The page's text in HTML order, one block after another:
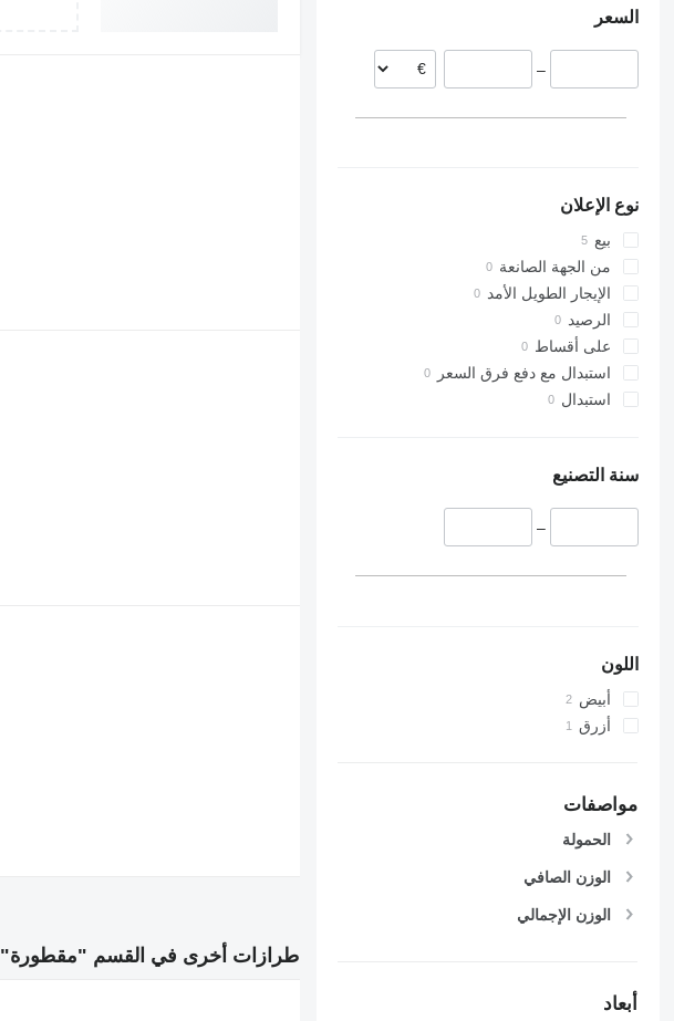
السعر
–
نوع الإعلان
بيع
من الجهة الصانعة
الإيجار الطويل الأمد
الرصيد
على أقساط
استبدال مع دفع فرق السعر
استبدال
سنة التصنيع
–
اللون
أبيض
أزرق
مواصفات
الحمولة
الوزن الصافي
الوزن الإجمالي
أبعاد
طرازات أخرى في القسم "مقطورة"